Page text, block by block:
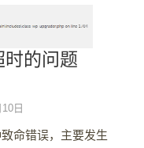
的问题
日
命错误，主要发生